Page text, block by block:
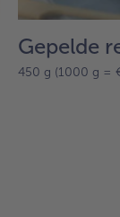
Gepelde
450 g (1000 g =